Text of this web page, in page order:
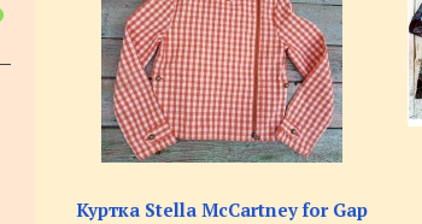
Куртка Stella McCartney for Gap